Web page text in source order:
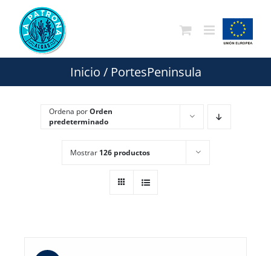
contenido
Inicio / PortesPeninsula
Ordena porOrden
predeterminado
Mostrar 126 productos